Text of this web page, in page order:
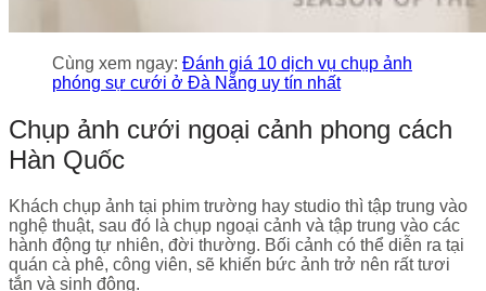
Cùng xem ngay: Đánh giá 10 dịch vụ chụp ảnh
phóng sự cưới ở Đà Nẵng uy tín nhất
Chụp ảnh cưới ngoại cảnh phong cách
Hàn Quốc
Khách chụp ảnh tại phim trường hay studio thì tập trung vào
nghệ thuật, sau đó là chụp ngoại cảnh và tập trung vào các
hành động tự nhiên, đời thường. Bối cảnh có thể diễn ra tại
quán cà phê, công viên, sẽ khiến bức ảnh trở nên rất tươi
tắn và sinh động.